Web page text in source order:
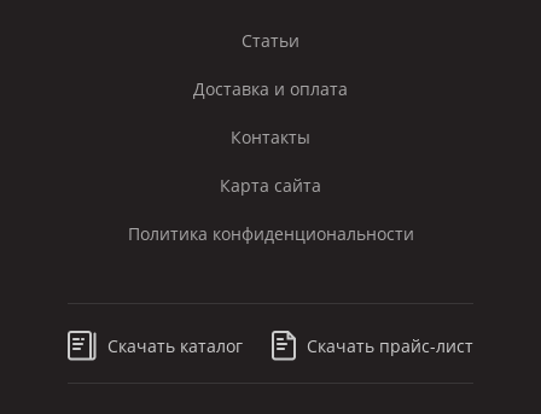
Статьи
Доставка и оплата
Контакты
Карта сайта
Политика конфиденциональности
Скачать каталог Скачать прайс-лист